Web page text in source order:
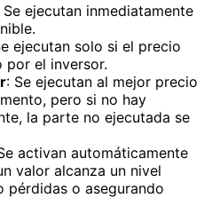
Se ejecutan inmediatamente
ejecutan solo si el precio
por el inversor.
: Se ejecutan al mejor precio
pero si no hay
la parte no ejecutada se
activan automáticamente
valor alcanza un nivel
pérdidas o asegurando